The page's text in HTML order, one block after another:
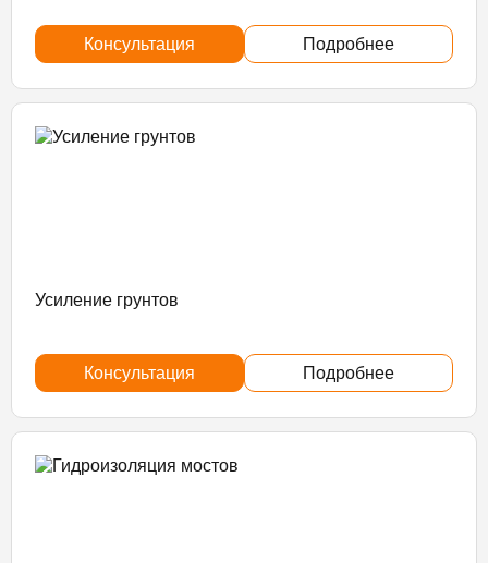
Консультация Подробнее
Усиление грунтов
Консультация Подробнее